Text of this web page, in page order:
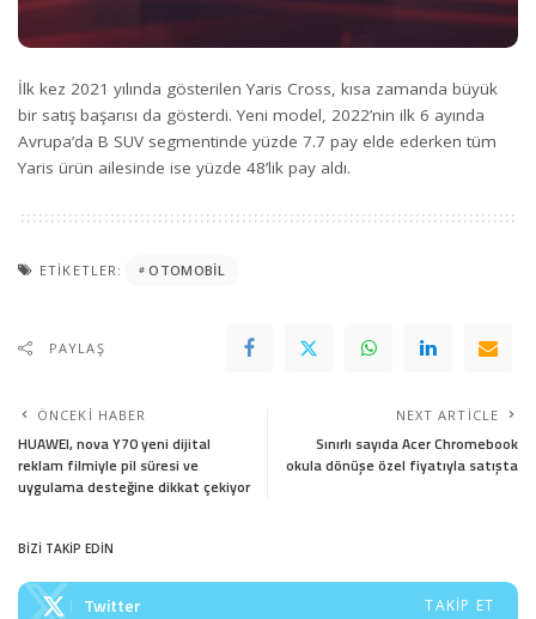
İlk kez 2021 yılında gösterilen Yaris Cross, kısa zamanda büyük
bir satış başarısı da gösterdi. Yeni model, 2022’nin ilk 6 ayında
Avrupa’da B SUV segmentinde yüzde 7.7 pay elde ederken tüm
Yaris ürün ailesinde ise yüzde 48’lik pay aldı.
ETIKETLER: OTOMOBIL
PAYLAŞ
ÖNCEKI HABER
HUAWEI, nova Y70 yeni dijital
reklam filmiyle pil süresi ve
uygulama desteğine dikkat çekiyor
NEXT ARTICLE
Sınırlı sayıda Acer Chromebook
okula dönüşe özel fiyatıyla satışta
BİZİ TAKİP EDİN
Twitter TAKIP ET